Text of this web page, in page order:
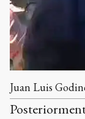
Juan Luis